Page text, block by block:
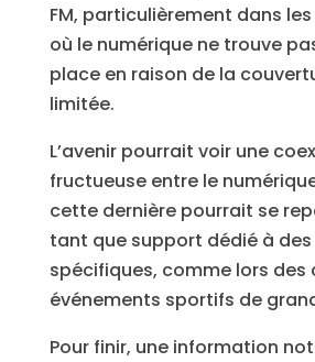
FM, particulièrement dans
où le numérique ne trouve
place en raison de la
limitée.
L’avenir pourrait voir une
fructueuse entre le
cette dernière pourrait se
tant que support dédié à
spécifiques, comme lors des
événements sportifs de
Pour finir, une information